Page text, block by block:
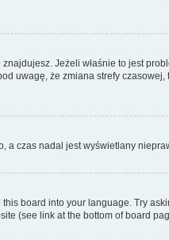
Jeżeli właśnie to jest
uwagę, że zmiana strefy
czas nadal jest wyświetlany
board into your language. Try
(see link at the bottom of board